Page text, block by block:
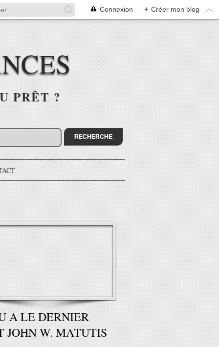
Connexion + Créer mon blog
PRÊT ?
A LE DERNIER
JOHN W. MATUTIS